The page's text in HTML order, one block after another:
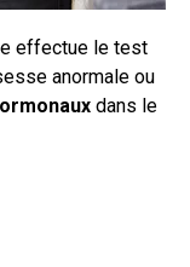
effectue le test
anormale ou
dans le